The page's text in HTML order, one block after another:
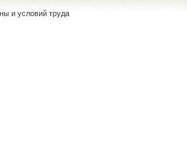
и условий труда